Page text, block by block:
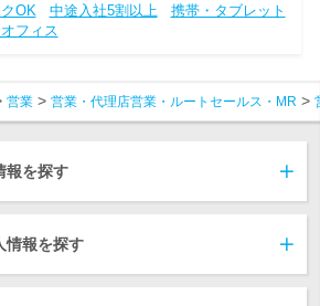
OK 中途入社5割以上
携帯・タブレット
フィス
営業 営業・代理店営業・ルートセールス・MR
報を探す
情報を探す